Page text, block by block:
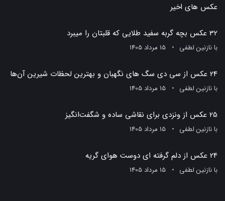
عکس های اخیر
32 عکس بچه گربه سفید طلایی که قلبتان را میبرد
بانازنین لطفی 15 مرداد 1405
24 عکس از سی دی سگ های نگهبان و بهترین لحظات شیرین آن‌ها
بانازنین لطفی 15 مرداد 1405
25 عکس از ونزدی برای نقاشی ساده و شگفت‌انگیز
بانازنین لطفی 15 مرداد 1405
24 عکس از دلم گرفته ای دوست هوای گریه
بانازنین لطفی 15 مرداد 1405